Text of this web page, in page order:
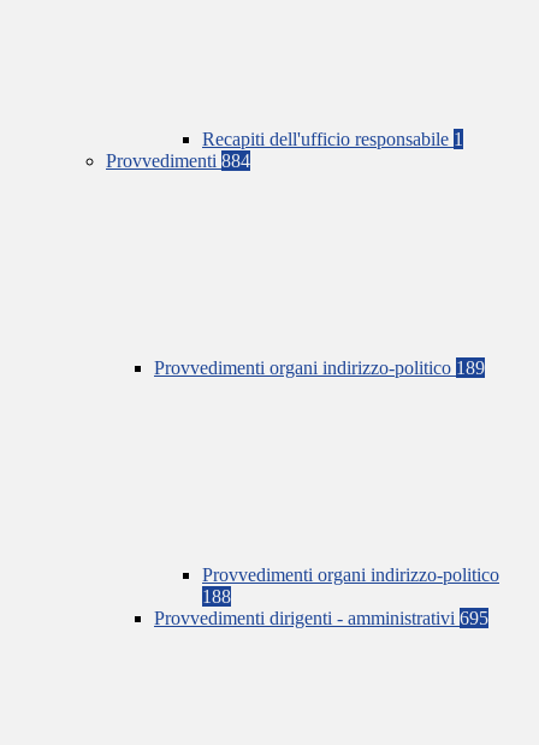
Recapiti dell'ufficio responsabile 1
Provvedimenti 884
Provvedimenti organi indirizzo-politico 189
Provvedimenti organi indirizzo-politico
188
Provvedimenti dirigenti - amministrativi 695